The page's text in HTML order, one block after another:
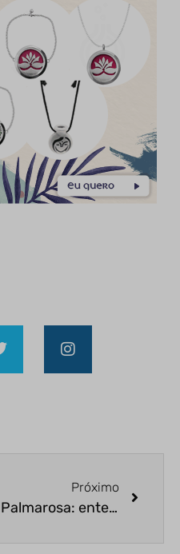
Próximo
Palmarosa: entenda tudo sobre esse óleo essencial